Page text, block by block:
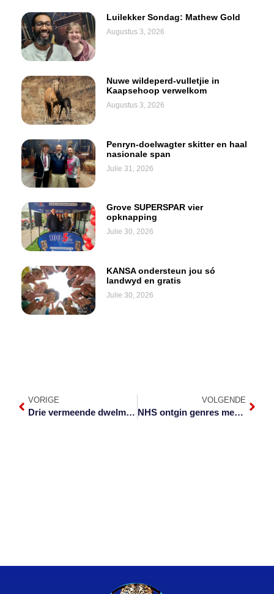
Luilekker Sondag: Mathew Gold
Augustus 3, 2026
Nuwe wildeperd-vulletjie in
Kaapsehoop verwelkom
Augustus 3, 2026
Penryn-doelwagter skitter en haal
nasionale span
Julie 31, 2026
Grove SUPERSPAR vier
opknapping
Julie 30, 2026
KANSA ondersteun jou só
landwyd en gratis
Julie 30, 2026
VORIGE
Drie vermeende dwelmhandelaars in Lydenburg-hof
VOLGENDE
NHS ontgin genres met Revue 2024